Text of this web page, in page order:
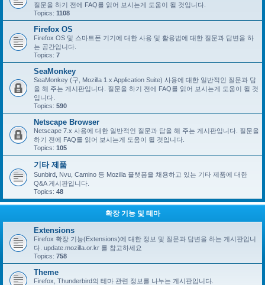
질문을 하기 전에 FAQ를 읽어 보시는게 도움이 될 것입니다.
Topics: 1108
Firefox OS
Firefox OS 및 스마트폰 기기에 대한 사용 및 활용법에 대한 질문과 답변을 하
는 공간입니다.
Topics: 7
SeaMonkey
SeaMonkey (구, Mozilla 1.x Application Suite) 사용에 대한 일반적인 질문과 답
을 해 주는 게시판입니다. 질문을 하기 전에 FAQ를 읽어 보시는게 도움이 될 것
입니다.
Topics: 590
Netscape Browser
Netscape 7.x 사용에 대한 일반적인 질문과 답을 해 주는 게시판입니다. 질문을
하기 전에 FAQ를 읽어 보시는게 도움이 될 것입니다.
Topics: 105
기타 제품
Sunbird, Nvu, Camino 등 Mozilla 플랫폼을 채용하고 있는 기타 제품에 대한
Q&A 게시판입니다.
Topics: 48
확장 기능 및 테마
Extensions
Firefox 확장 기능(Extensions)에 대한 정보 및 질문과 답변을 하는 게시판입니
다. update.mozilla.or.kr 를 참고하세요
Topics: 758
Theme
Firefox, Thunderbird의 테마 관련 정보를 나누는 게시판입니다.